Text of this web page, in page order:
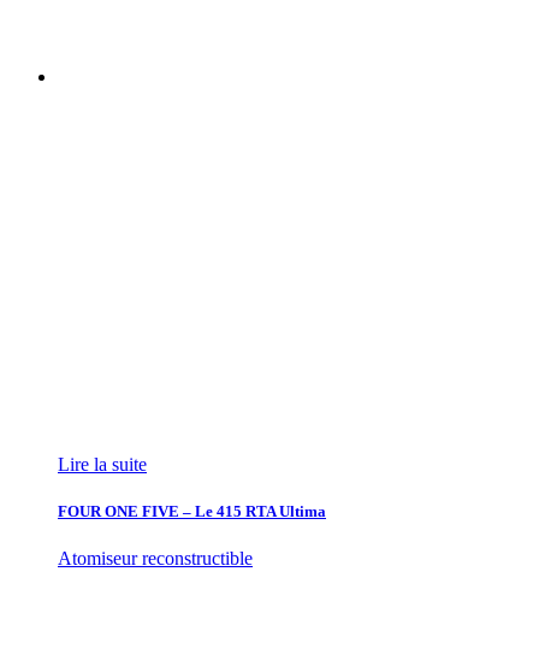
Lire la suite
FOUR ONE FIVE – Le 415 RTA Ultima
Atomiseur reconstructible